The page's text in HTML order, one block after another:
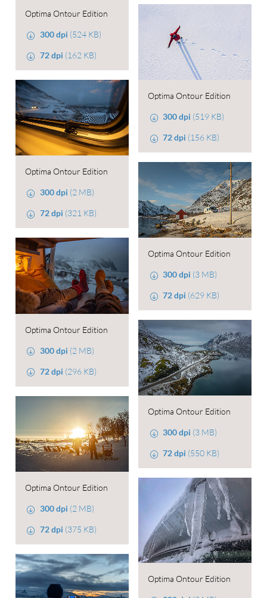
Optima Ontour Edition
300 dpi (524 KB)
72 dpi (162 KB)
Optima Ontour Edition
300 dpi (519 KB)
72 dpi (156 KB)
Optima Ontour Edition
300 dpi (2 MB)
72 dpi (321 KB)
Optima Ontour Edition
300 dpi (3 MB)
72 dpi (629 KB)
Optima Ontour Edition
300 dpi (2 MB)
72 dpi (296 KB)
Optima Ontour Edition
300 dpi (3 MB)
72 dpi (550 KB)
Optima Ontour Edition
300 dpi (2 MB)
72 dpi (375 KB)
Optima Ontour Edition